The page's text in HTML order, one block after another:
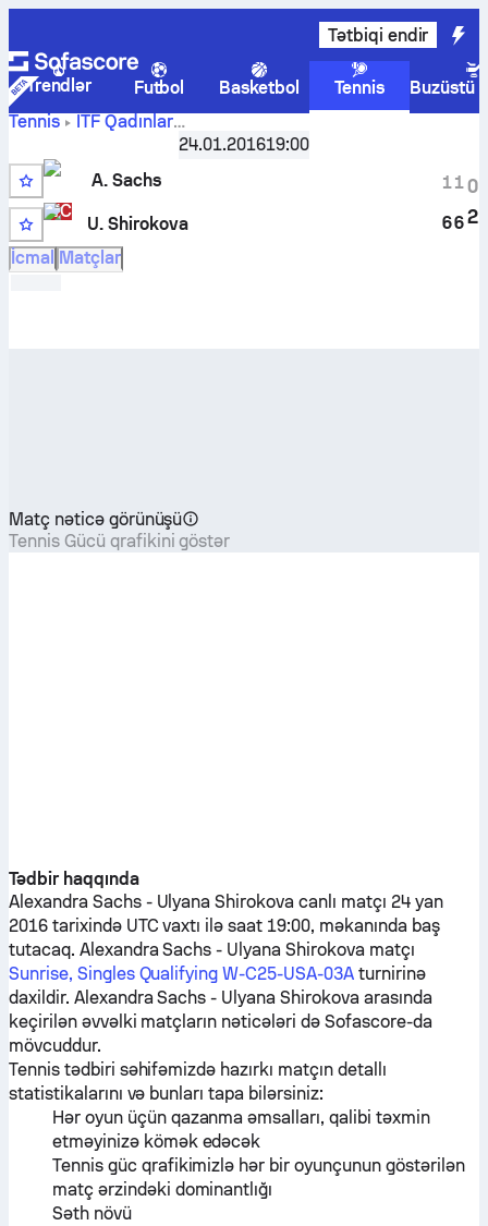
Tətbiqi endir
Trendlər Futbol Basketbol Tennis
Buzüstü
Tennis
ITF Qadınlar
Sunrise, Singles Qualifying W-C25-USA-03A
Alexandra Sachs
başabaş mübarizə nəticələri
24.01.201619:00
WC
A. Sachs
U. Shirokova
1
6
1
6
0
2
İcmal Matçlar
Matç nəticə görünüşü
Tennis Gücü qrafikini göstər
Tədbir haqqında
Alexandra Sachs- Ulyana Shirokova canlı matçı 24 yan
2016 tarixində UTC vaxtı ilə saat 19:00, məkanında baş
tutacaq. Alexandra Sachs - Ulyana Shirokova matçı
Sunrise, Singles Qualifying W-C25-USA-03Aturnirinə
daxildir. Alexandra Sachs - Ulyana Shirokova arasında
keçirilən əvvəlki matçların nəticələri də Sofascore-da
mövcuddur.
Tennis tədbiri səhifəmizdə hazırkı matçın detallı
statistikalarını və bunları tapa bilərsiniz:
Hər oyun üçün qazanma əmsalları, qalibi təxmin
etməyinizə kömək edəcək
Tennis güc qrafikimizlə hər bir oyunçunun göstərilən
matç ərzindəki dominantlığı
Səth növü